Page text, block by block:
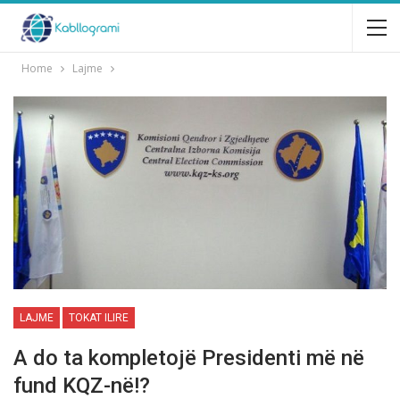
Home Lajme
LAJME TOKAT ILIRE
A do ta kompletojë Presidenti më në
fund KQZ-në!?